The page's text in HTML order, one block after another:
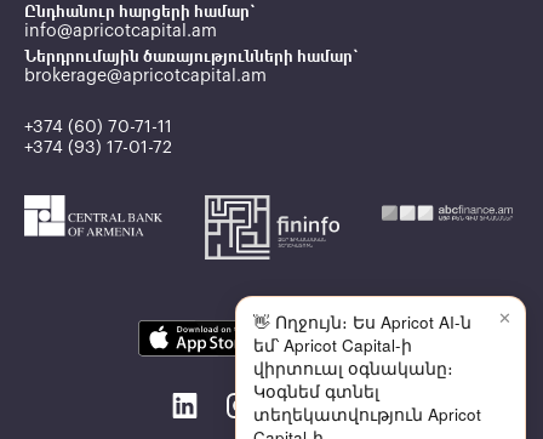
Ընդհանուր հարցերի համար`
info@apricotcapital.am
Ներդրումային ծառայությունների համար`
brokerage@apricotcapital.am
+374 (60) 70-71-11
+374 (93) 17-01-72
✕
👋 Ողջույն։ Ես Apricot AI-ն
եմ՝ Apricot Capital-ի
վիրտուալ օգնականը։
Կօգնեմ գտնել
տեղեկատվություն Apricot